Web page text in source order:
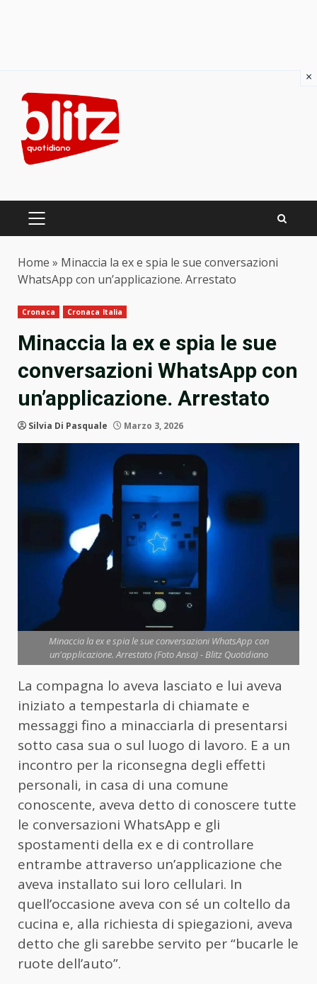
content
PRIMARY
Home » Minaccia la ex e spia le sue conversazioni
WhatsApp con un’applicazione. Arrestato
Cronaca Cronaca Italia
Minaccia la ex e spia le sue
conversazioni WhatsApp con
un’applicazione. Arrestato
Silvia Di Pasquale Marzo 3, 2026
Minaccia la ex e spia le sue conversazioni WhatsApp con
un'applicazione. Arrestato (Foto Ansa) - Blitz Quotidiano
La compagna lo aveva lasciato e lui aveva
iniziato a tempestarla di chiamate e
messaggi fino a minacciarla di presentarsi
sotto casa sua o sul luogo di lavoro. E a un
incontro per la riconsegna degli effetti
personali, in casa di una comune
conoscente, aveva detto di conoscere tutte
le conversazioni WhatsApp e gli
spostamenti della ex e di controllare
entrambe attraverso un’applicazione che
aveva installato sui loro cellulari. In
quell’occasione aveva con sé un coltello da
cucina e, alla richiesta di spiegazioni, aveva
detto che gli sarebbe servito per “bucarle le
ruote dell’auto”.
×